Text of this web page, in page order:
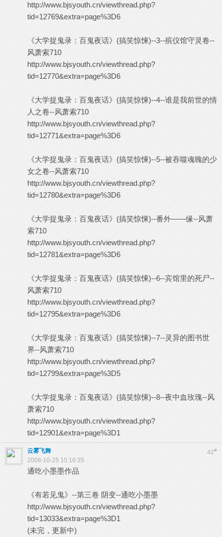
http://www.bjsyouth.cn/viewthread.php?
tid=12769&extra=page%3D6
《大学捉鬼录：百鬼夜话》(搞笑惊悚)--3--殡仪馆守灵卷--
风萧索710
http://www.bjsyouth.cn/viewthread.php?
tid=12770&extra=page%3D6
《大学捉鬼录：百鬼夜话》(搞笑惊悚)--4--谁是我前世的情
人之卷--风萧索710
http://www.bjsyouth.cn/viewthread.php?
tid=12771&extra=page%3D6
《大学捉鬼录：百鬼夜话》(搞笑惊悚)--5--被吞噬魂魄的少
女之卷--风萧索710
http://www.bjsyouth.cn/viewthread.php?
tid=12780&extra=page%3D6
《大学捉鬼录：百鬼夜话》(搞笑惊悚)--番外——缘--风萧
索710
http://www.bjsyouth.cn/viewthread.php?
tid=12781&extra=page%3D6
《大学捉鬼录：百鬼夜话》(搞笑惊悚)--6--宾馆里的死尸--
风萧索710
http://www.bjsyouth.cn/viewthread.php?
tid=12795&extra=page%3D6
《大学捉鬼录：百鬼夜话》(搞笑惊悚)--7--灵异的图书世
界--风萧索710
http://www.bjsyouth.cn/viewthread.php?
tid=12799&extra=page%3D5
《大学捉鬼录：百鬼夜话》(搞笑惊悚)--8--夜中血玫瑰--风
萧索710
http://www.bjsyouth.cn/viewthread.php?
tid=12901&extra=page%3D1
42#
云雾飞舞
2008-10-25 15:16:35
通吃小墨墨作品
《有若见鬼》--第三卷 阴变--通吃小墨墨
http://www.bjsyouth.cn/viewthread.php?
tid=13033&extra=page%3D1
(未完，更新中)